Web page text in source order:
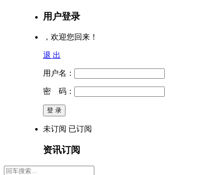
用户登录
，欢迎您回来！
退 出
用户名：
密 码：
未订阅 已订阅
资讯订阅